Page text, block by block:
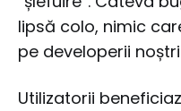
lipsă colo, nimic
pe developerii
Utilizatorii